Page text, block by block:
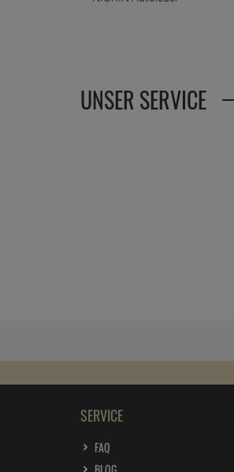
UNSER SERVICE
SERVICE
FAQ